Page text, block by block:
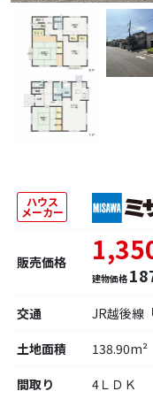
ハウス
メーカー
販売価格
建物価格
交通
JR越後線
土地面積
138.90m²
間取り
4ＬＤＫ